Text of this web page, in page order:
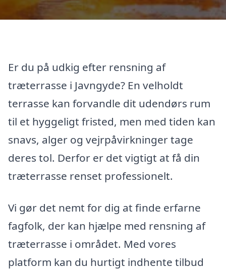
Er du på udkig efter rensning af
træterrasse i Javngyde? En velholdt
terrasse kan forvandle dit udendørs rum
til et hyggeligt fristed, men med tiden kan
snavs, alger og vejrpåvirkninger tage
deres tol. Derfor er det vigtigt at få din
træterrasse renset professionelt.
Vi gør det nemt for dig at finde erfarne
fagfolk, der kan hjælpe med rensning af
træterrasse i området. Med vores
platform kan du hurtigt indhente tilbud